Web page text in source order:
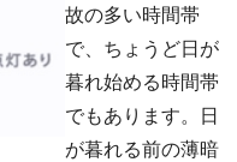
故の多い時間帯
で、ちょうど日が
暮れ始める時間帯
でもあります。日
が暮れる前の薄暗